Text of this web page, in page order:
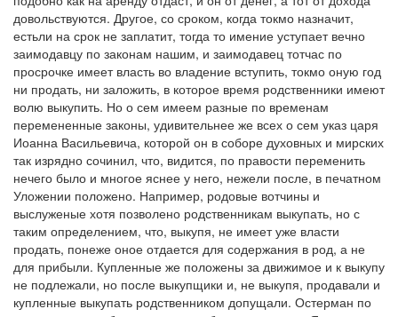
довольствуются. Другое, со сроком, когда токмо назначит,
естьли на срок не заплатит, тогда то имение уступает вечно
заимодавцу по законам нашим, и заимодавец тотчас по
просрочке имеет власть во владение вступить, токмо оную год
ни продать, ни заложить, в которое время родственники имеют
волю выкупить. Но о сем имеем разные по временам
перемененные законы, удивительнее же всех о сем указ царя
Иоанна Васильевича, которой он в соборе духовных и мирских
так изрядно сочинил, что, видится, по правости переменить
нечего было и многое яснее у него, нежели после, в печатном
Уложении положено. Например, родовые вотчины и
выслуженые хотя позволено родственникам выкупать, но с
таким определением, что, выкупя, не имеет уже власти
продать, понеже оное отдается для содержания в род, а не
для прибыли. Купленные же положены за движимое и к выкупу
не подлежали, но после выкупщики и, не выкупя, продавали и
купленные выкупать родственником допущали. Остерман по